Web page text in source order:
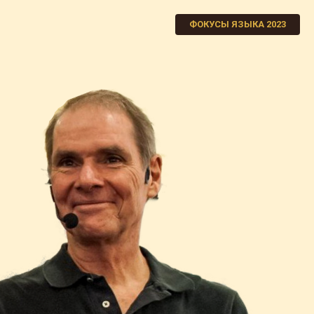
ФОКУСЫ ЯЗЫКА 2023